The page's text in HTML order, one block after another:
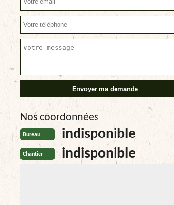
Nos coordonnées
Bureau indisponible
Chantier indisponible